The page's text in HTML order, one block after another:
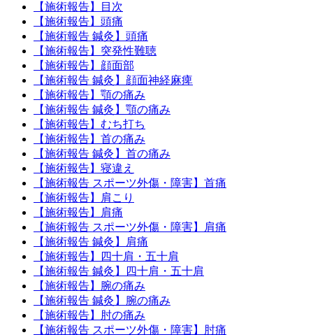
【施術報告】目次
【施術報告】頭痛
【施術報告 鍼灸】頭痛
【施術報告】突発性難聴
【施術報告】顔面部
【施術報告 鍼灸】顔面神経麻痺
【施術報告】顎の痛み
【施術報告 鍼灸】顎の痛み
【施術報告】むち打ち
【施術報告】首の痛み
【施術報告 鍼灸】首の痛み
【施術報告】寝違え
【施術報告 スポーツ外傷・障害】首痛
【施術報告】肩こり
【施術報告】肩痛
【施術報告 スポーツ外傷・障害】肩痛
【施術報告 鍼灸】肩痛
【施術報告】四十肩・五十肩
【施術報告 鍼灸】四十肩・五十肩
【施術報告】腕の痛み
【施術報告 鍼灸】腕の痛み
【施術報告】肘の痛み
【施術報告 スポーツ外傷・障害】肘痛